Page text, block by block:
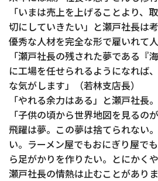
「いまは売上を上げることより、
切にしていきたい」と瀬戸社長は
優秀な人材を完全な形で雇いれて人
「瀬戸社長の残された夢である『
に工場を任せられるようになれば
な気がします」（若林支店長）
「やれる余力はある」と瀬戸社長。
「子供の頃から世界地図を見るの
飛躍は夢。この夢は捨てられない
い。ラーメン屋でもおにぎり屋で
ら足がかりを作りたい。とにかくや
瀬戸社長の情熱は止むことがありま